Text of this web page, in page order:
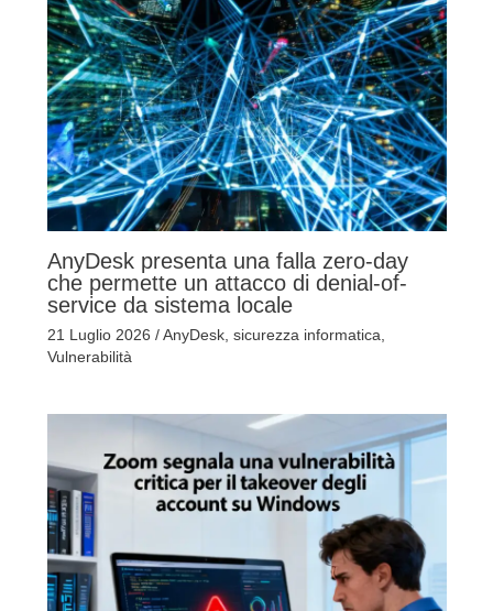
AnyDesk presenta una falla zero-day
che permette un attacco di denial-of-
service da sistema locale
21 Luglio 2026 /AnyDesk, sicurezza informatica,
Vulnerabilità